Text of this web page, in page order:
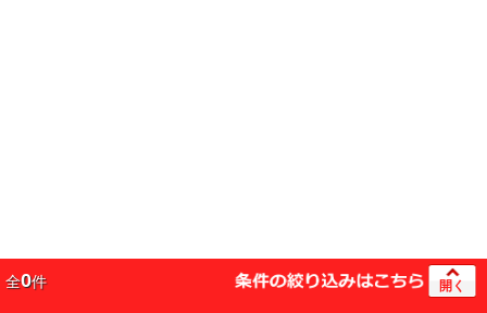
全0件 開く